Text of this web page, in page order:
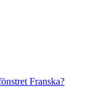
Franska?